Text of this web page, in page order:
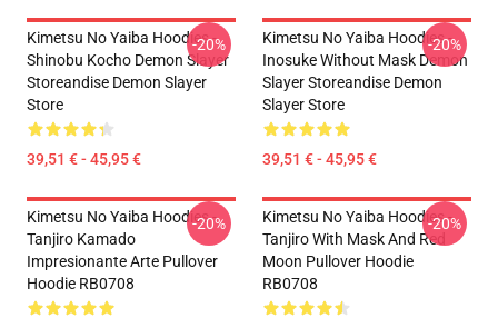
Kimetsu No Yaiba Hoodies -
Shinobu Kocho Demon Slayer
Storeandise Demon Slayer
Store
39,51 € - 45,95 €
-20%
Kimetsu No Yaiba Hoodies -
Inosuke Without Mask Demon
Slayer Storeandise Demon
Slayer Store
39,51 € - 45,95 €
-20%
Kimetsu No Yaiba Hoodies -
Tanjiro Kamado
Impresionante Arte Pullover
Hoodie RB0708
-20%
Kimetsu No Yaiba Hoodies -
Tanjiro With Mask And Red
Moon Pullover Hoodie
RB0708
-20%